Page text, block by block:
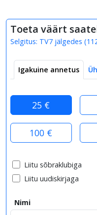
Toeta väärt
Selgitus: TV7 jälgedes (
Igakuine annetus
25 €
100 €
Liitu sõbraklubiga
Liitu uudiskirjaga
Nimi